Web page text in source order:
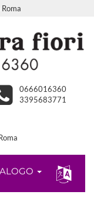
0666016360
3395683771